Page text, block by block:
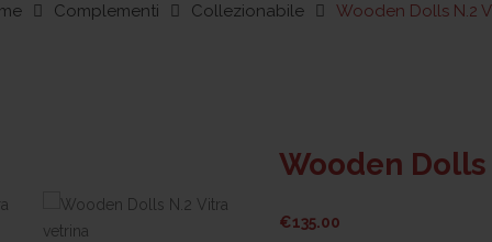
Complementi Collezionabile Wooden Dolls N.2
Wooden
€135.00